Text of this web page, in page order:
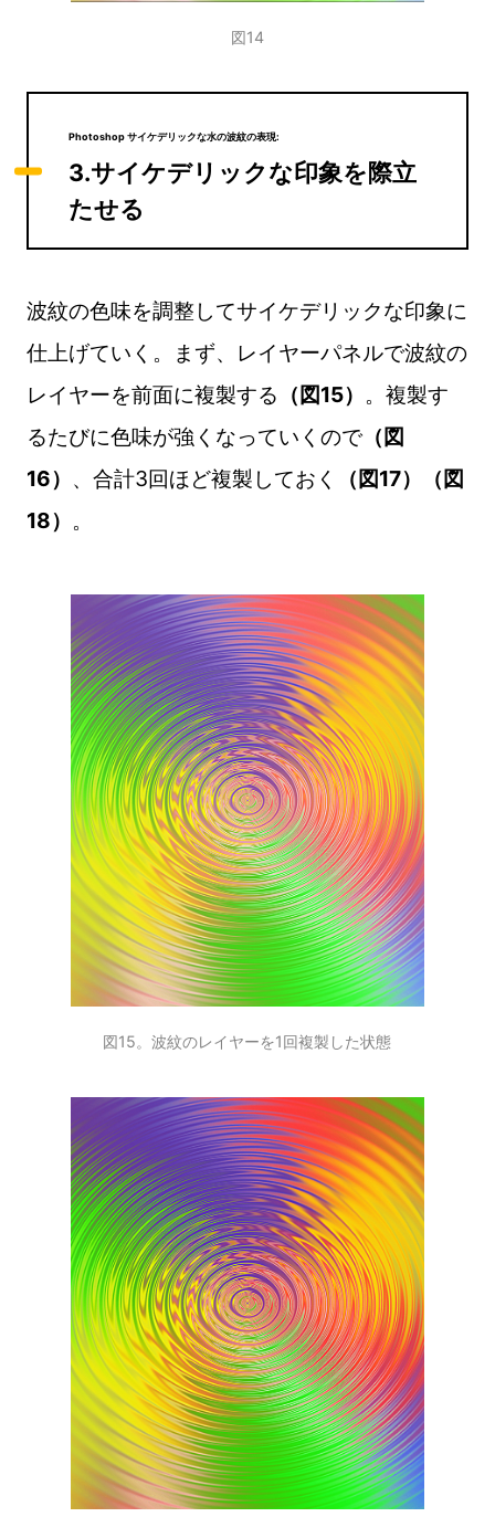
図14
Photoshop サイケデリックな水の波紋の表現:
3.サイケデリックな印象を際立
たせる
波紋の色味を調整してサイケデリックな印象に
仕上げていく。まず、レイヤーパネルで波紋の
レイヤーを前面に複製する （図15） 。複製す
るたびに色味が強くなっていくので（図
16） 、合計3回ほど複製しておく
（図17）（図
18） 。
図15。波紋のレイヤーを1回複製した状態